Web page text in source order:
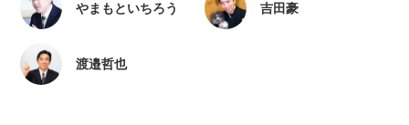
やまもといちろう 吉田豪
渡邉哲也